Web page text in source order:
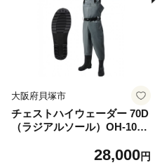
大阪府貝塚市
チェストハイウェーダー 70D
（ラジアルソール）OH-103R
28,000円